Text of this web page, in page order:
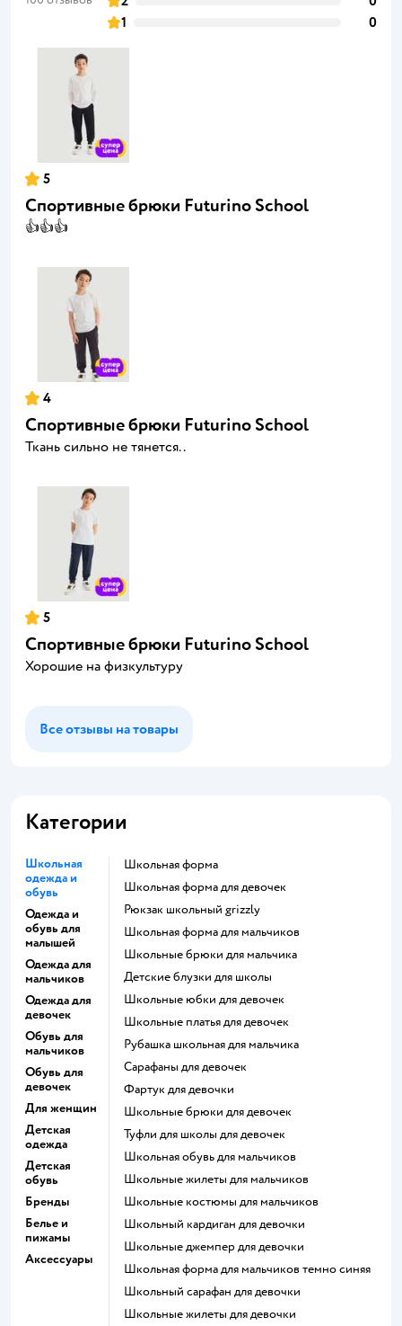
1
0
5
Спортивные брюки Futurino School
👍👍👍
4
Спортивные брюки Futurino School
Ткань сильно не тянется..
5
Спортивные брюки Futurino School
Хорошие на физкультуру
Все отзывы на товары
Категории
Школьная
одежда и
обувь
Одежда и
обувь для
малышей
Одежда для
мальчиков
Одежда для
девочек
Обувь для
мальчиков
Обувь для
девочек
Для женщин
Детская
одежда
Детская
обувь
Бренды
Белье и
пижамы
Аксессуары
Школьная форма
Школьная форма для девочек
Рюкзак школьный grizzly
Школьная форма для мальчиков
Школьные брюки для мальчика
Детские блузки для школы
Школьные юбки для девочек
Школьные платья для девочек
Рубашка школьная для мальчика
Сарафаны для девочек
Фартук для девочки
Школьные брюки для девочек
Туфли для школы для девочек
Школьная обувь для мальчиков
Школьные жилеты для мальчиков
Школьные костюмы для мальчиков
Школьный кардиган для девочки
Школьные джемпер для девочки
Школьная форма для мальчиков темно синяя
Школьный сарафан для девочки
Школьные жилеты для девочки